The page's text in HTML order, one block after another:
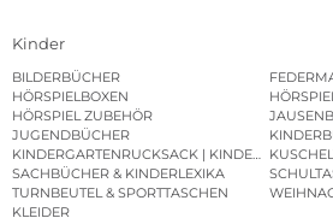
Kinder
BILDERBÜCHER
HÖRSPIELBOXEN
HÖRSPIEL ZUBEHÖR
JUGENDBÜCHER
KINDERGARTENRUCKSACK |
SACHBÜCHER & KINDERLEXIKA
TURNBEUTEL & SPORTTASCHEN
KLEIDER